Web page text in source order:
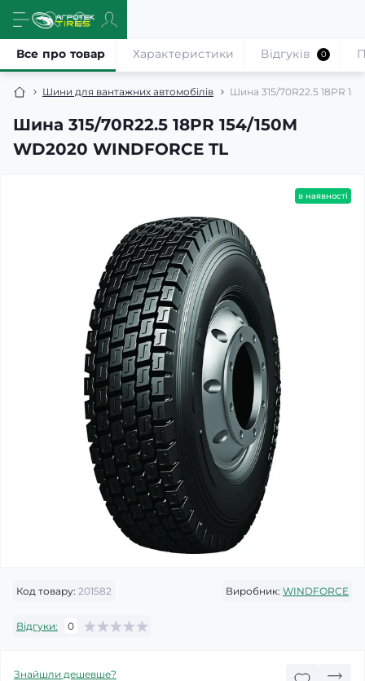
Шини для вантажних автомобілів Шина 315/70R22.5 18PR
Шина 315/70R22.5 18PR 154/150M
WD2020 WINDFORCE TL
Все про товар Характеристики Відгуків 0
в наявності
Код товару: 201582 Виробник: WINDFORCE
Відгуки: 0
Знайшли дешевше?